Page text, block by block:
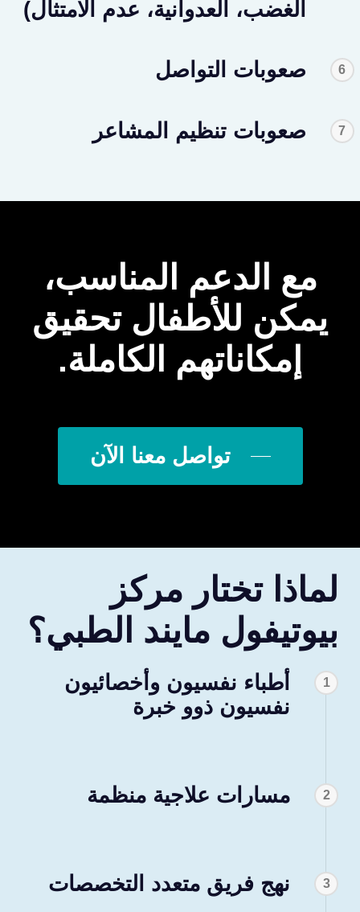
الغضب، العدوانية، عدم الامتثال)
6 صعوبات التواصل
7 صعوبات تنظيم المشاعر
مع الدعم المناسب،
يمكن للأطفال تحقيق
إمكاناتهم الكاملة.
تواصل معنا الآن
لماذا تختار مركز
بيوتيفول مايند الطبي؟
1
أطباء نفسيون وأخصائيون
نفسيون ذوو خبرة
2 مسارات علاجية منظمة
3 نهج فريق متعدد التخصصات